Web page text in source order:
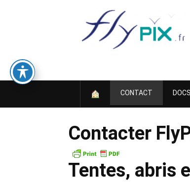
CONTACT DOCS
Contacter
Tentes, abris